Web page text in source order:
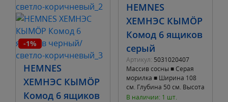
-1%
HEMNES
ХЕМНЭС КЫМÖР
Комод 6 ящиков
HEMNES
ХЕМНЭС КЫМÖР
Комод 6 ящиков
серый
Артикул: 5031020407
Массив сосны ■ Серая
морилка ■ Ширина 108
см. Глубина 50 см. Высота
130 см. ■ 6 выдвижных
В наличии: 1 шт.